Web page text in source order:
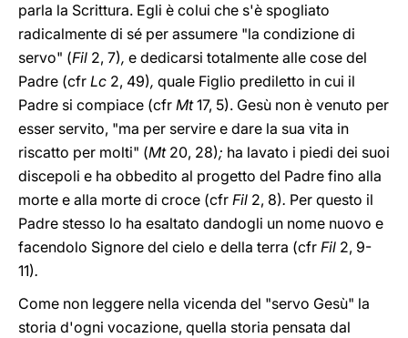
parla la Scrittura. Egli è colui che s'è spogliato
radicalmente di sé per assumere "la condizione di
servo" (Fil 2, 7), e dedicarsi totalmente alle cose del
Padre (cfr Lc 2, 49), quale Figlio prediletto in cui il
Padre si compiace (cfr Mt17, 5). Gesù non è venuto per
esser servito, "ma per servire e dare la sua vita in
riscatto per molti" (Mt 20, 28); ha lavato i piedi dei suoi
discepoli e ha obbedito al progetto del Padre fino alla
morte e alla morte di croce (cfr Fil 2, 8). Per questo il
Padre stesso lo ha esaltato dandogli un nome nuovo e
facendolo Signore del cielo e della terra (cfr Fil 2, 9-
11).
Come non leggere nella vicenda del "servo Gesù" la
storia d'ogni vocazione, quella storia pensata dal